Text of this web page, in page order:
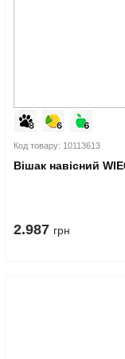
Код товару: 10113613
Вішак навісний
2.987 грн